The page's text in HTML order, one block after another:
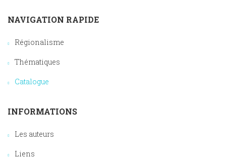
NAVIGATION RAPIDE
Régionalisme
Thématiques
Catalogue
INFORMATIONS
Les auteurs
Liens